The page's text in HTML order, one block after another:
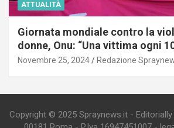
ATTUALITÀ
Giornata mondiale contro la
donne, Onu: “Una vittima ogni
Novembre 25, 2024 Redazione
Copyright © 2025 Spraynews.it -